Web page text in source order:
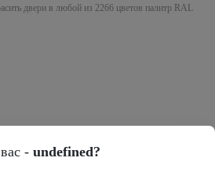
двери в любой из 2266 цветов палитр RAL
- undefined?